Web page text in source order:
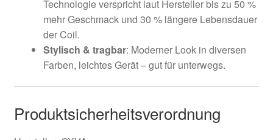
Technologie verspricht laut Hersteller bis zu 50 %
mehr Geschmack und 30 % längere Lebensdauer
der Coil.
Stylisch & tragbar: Moderner Look in diversen
Farben, leichtes Gerät – gut für unterwegs.
Produktsicherheitsverordnung